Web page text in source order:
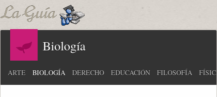
Biología
ARTE BIOLOGÍA DERECHO EDUCACIÓN FILOSOFÍA